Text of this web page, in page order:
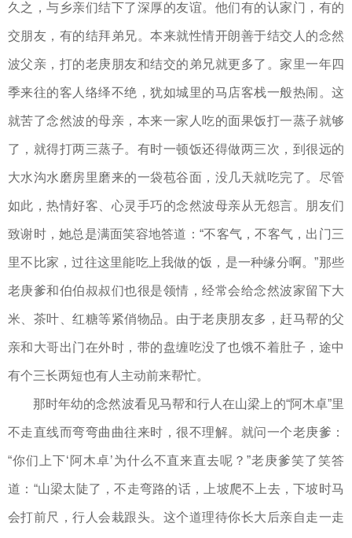
久之，与乡亲们结下了深厚的友谊。他们有的认家门，有的
交朋友，有的结拜弟兄。本来就性情开朗善于结交人的念然
波父亲，打的老庚朋友和结交的弟兄就更多了。家里一年四
季来往的客人络绎不绝，犹如城里的马店客栈一般热闹。这
就苦了念然波的母亲，本来一家人吃的面果饭打一蒸子就够
了，就得打两三蒸子。有时一顿饭还得做两三次，到很远的
大水沟水磨房里磨来的一袋苞谷面，没几天就吃完了。尽管
如此，热情好客、心灵手巧的念然波母亲从无怨言。朋友们
致谢时，她总是满面笑容地答道：“不客气，不客气，出门三
里不比家，过往这里能吃上我做的饭，是一种缘分啊。”那些
老庚爹和伯伯叔叔们也很是领情，经常会给念然波家留下大
米、茶叶、红糖等紧俏物品。由于老庚朋友多，赶马帮的父
亲和大哥出门在外时，带的盘缠吃没了也饿不着肚子，途中
有个三长两短也有人主动前来帮忙。
那时年幼的念然波看见马帮和行人在山梁上的“阿木卓”里
不走直线而弯弯曲曲往来时，很不理解。就问一个老庚爹：
“你们上下‘阿木卓’为什么不直来直去呢？”老庚爹笑了笑答
道：“山梁太陡了，不走弯路的话，上坡爬不上去，下坡时马
会打前尺，行人会栽跟头。这个道理待你长大后亲自走一走